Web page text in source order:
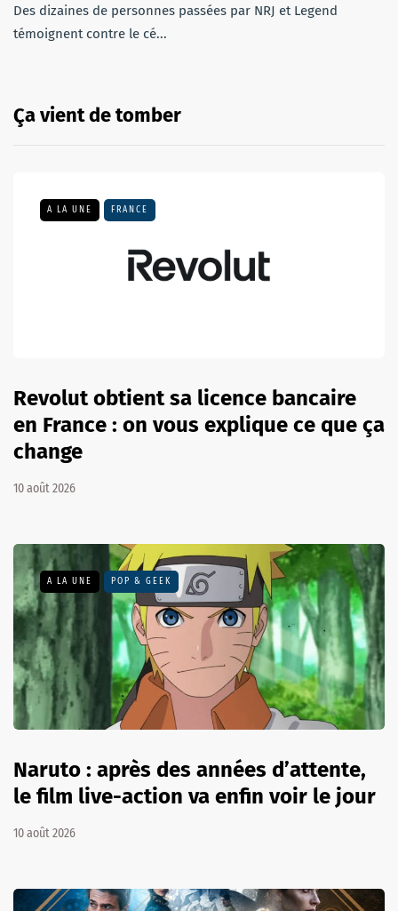
Des dizaines de personnes passées par NRJ et Legend
témoignent contre le cé...
Ça vient de tomber
A LA UNE FRANCE
Revolut obtient sa licence bancaire
en France : on vous explique ce que ça
change
10 août 2026
A LA UNE POP & GEEK
Naruto : après des années d’attente,
le film live-action va enfin voir le jour
10 août 2026